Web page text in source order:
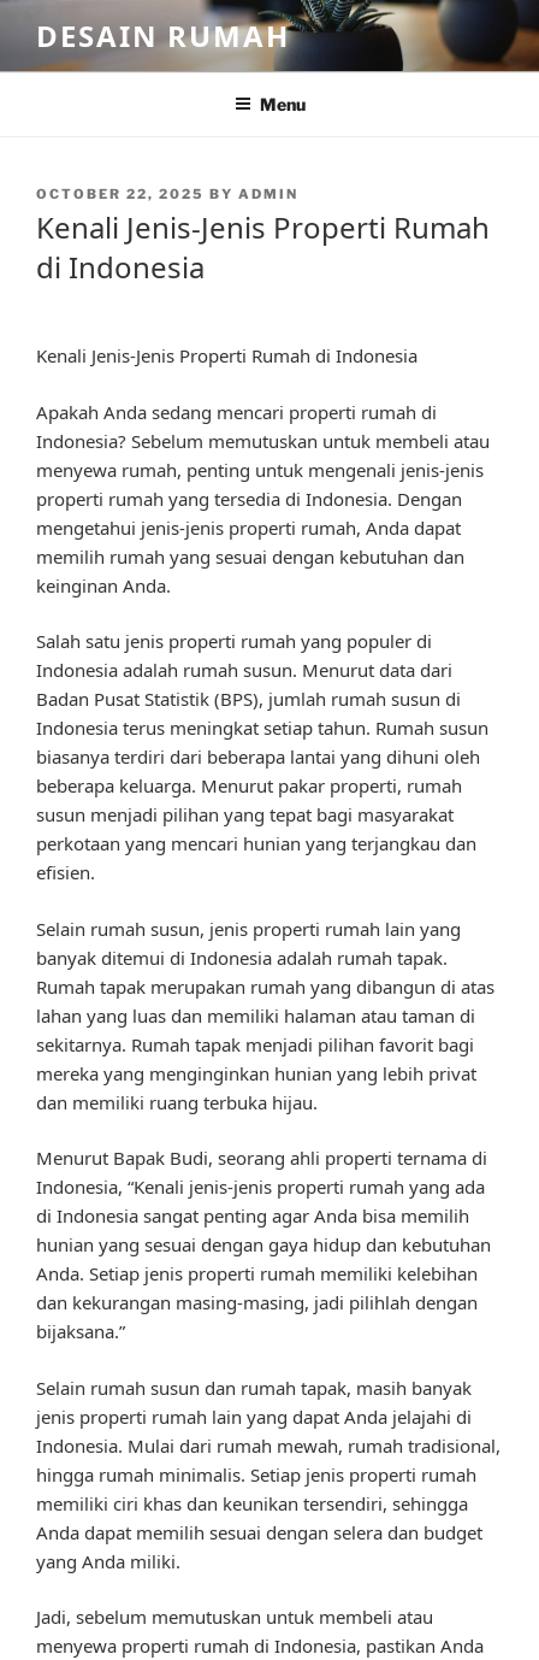
content
DESAIN RUMAH
Menu
POSTED
OCTOBER 22, 2025 BY ADMIN
Kenali Jenis-Jenis Properti Rumah
di Indonesia
Kenali Jenis-Jenis Properti Rumah di Indonesia
Apakah Anda sedang mencari properti rumah di
Indonesia? Sebelum memutuskan untuk membeli atau
menyewa rumah, penting untuk mengenali jenis-jenis
properti rumah yang tersedia di Indonesia. Dengan
mengetahui jenis-jenis properti rumah, Anda dapat
memilih rumah yang sesuai dengan kebutuhan dan
keinginan Anda.
Salah satu jenis properti rumah yang populer di
Indonesia adalah rumah susun. Menurut data dari
Badan Pusat Statistik (BPS), jumlah rumah susun di
Indonesia terus meningkat setiap tahun. Rumah susun
biasanya terdiri dari beberapa lantai yang dihuni oleh
beberapa keluarga. Menurut pakar properti, rumah
susun menjadi pilihan yang tepat bagi masyarakat
perkotaan yang mencari hunian yang terjangkau dan
efisien.
Selain rumah susun, jenis properti rumah lain yang
banyak ditemui di Indonesia adalah rumah tapak.
Rumah tapak merupakan rumah yang dibangun di atas
lahan yang luas dan memiliki halaman atau taman di
sekitarnya. Rumah tapak menjadi pilihan favorit bagi
mereka yang menginginkan hunian yang lebih privat
dan memiliki ruang terbuka hijau.
Menurut Bapak Budi, seorang ahli properti ternama di
Indonesia, “Kenali jenis-jenis properti rumah yang ada
di Indonesia sangat penting agar Anda bisa memilih
hunian yang sesuai dengan gaya hidup dan kebutuhan
Anda. Setiap jenis properti rumah memiliki kelebihan
dan kekurangan masing-masing, jadi pilihlah dengan
bijaksana.”
Selain rumah susun dan rumah tapak, masih banyak
jenis properti rumah lain yang dapat Anda jelajahi di
Indonesia. Mulai dari rumah mewah, rumah tradisional,
hingga rumah minimalis. Setiap jenis properti rumah
memiliki ciri khas dan keunikan tersendiri, sehingga
Anda dapat memilih sesuai dengan selera dan budget
yang Anda miliki.
Jadi, sebelum memutuskan untuk membeli atau
menyewa properti rumah di Indonesia, pastikan Anda